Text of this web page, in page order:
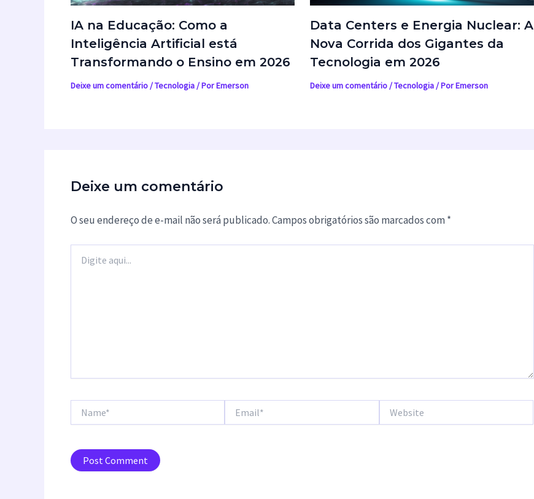
IA na Educação: Como a
Inteligência Artificial está
Transformando o Ensino em 2026
Deixe um comentário/Tecnologia/ PorEmerson
Data Centers e Energia Nuclear: A
Nova Corrida dos Gigantes da
Tecnologia em 2026
Deixe um comentário/Tecnologia/ PorEmerson
Deixe um comentário
O seu endereço de e-mail não será publicado.Campos obrigatórios são marcados com*
aqui...